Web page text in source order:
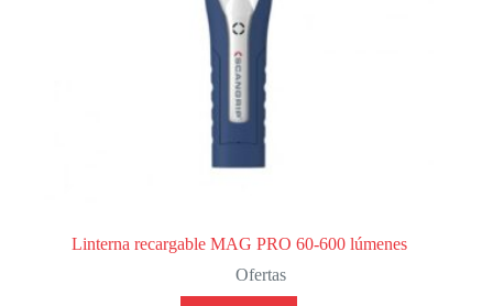
Linterna recargable MAG PRO 60-600 lúmenes
Ofertas